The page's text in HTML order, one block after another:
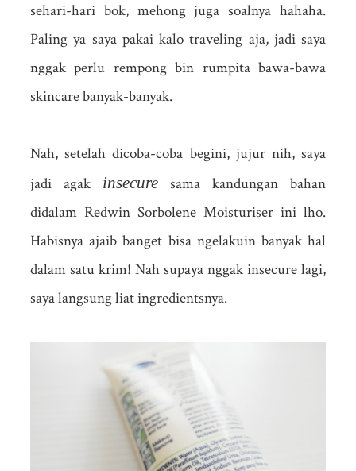
sehari-hari bok, mehong juga soalnya hahaha.
Paling ya saya pakai kalo traveling aja, jadi saya
nggak perlu rempong bin rumpita bawa-bawa
skincare banyak-banyak.
Nah, setelah dicoba-coba begini, jujur nih, saya
jadi agak insecuresama kandungan bahan
didalam Redwin Sorbolene Moisturiser ini lho.
Habisnya ajaib banget bisa ngelakuin banyak hal
dalam satu krim! Nah supaya nggak insecure lagi,
saya langsung liat ingredientsnya.